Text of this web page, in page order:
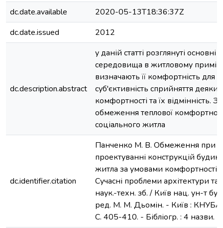
dc.date.available
2020-05-13T18:36:37Z
dc.date.issued
2012
dc.description.abstract
у даній статті розглянуті
середовища в житловому
визначають її комфортність для
суб'єктивність сприйняття
комфортності та їх відмінність.
обмеження теплової
соціального житла
dc.identifier.citation
Панченко М. В. Обмеження при
проектуванні конструкцій
житла за умовами комфортності
Сучасні проблеми архітектури та
наук.-техн. зб. / Київ нац. ун-т
ред. М. М. Дьомін. - Київ :
С. 405-410. - Бібліогр. : 4 назви.